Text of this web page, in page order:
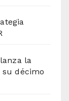
la
décimo